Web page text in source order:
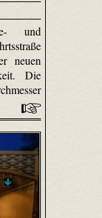
und
neuen
Die